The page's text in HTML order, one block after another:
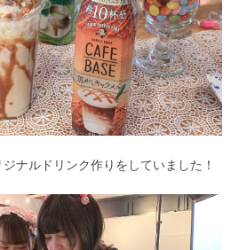
ナルドリンク作りをしていました！